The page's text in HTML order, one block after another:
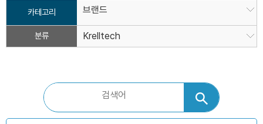
카테고리 브랜드
분류 Krelltech